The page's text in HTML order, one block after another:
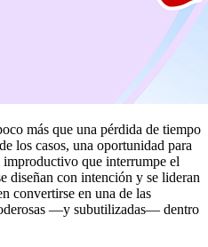
más que una pérdida de tiempo
los casos, una oportunidad para
improductivo que interrumpe el
diseñan con intención y se lideran
convertirse en una de las
—y subutilizadas— dentro